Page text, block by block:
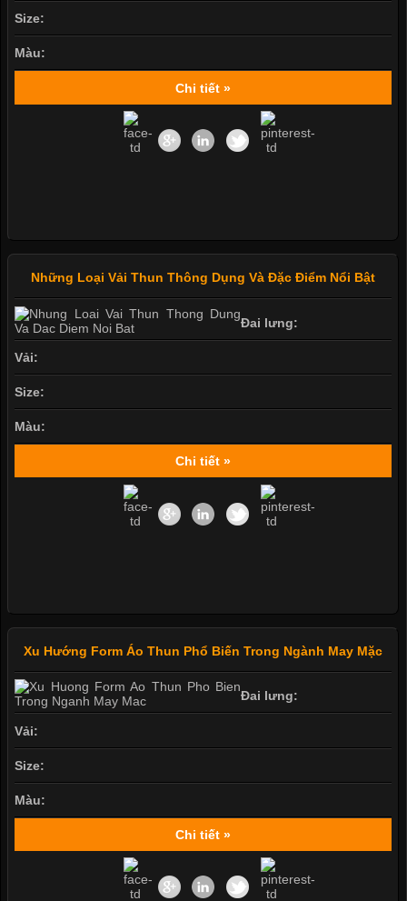
Size:
Màu:
Chi tiết »
Những Loại Vải Thun Thông Dụng Và Đặc Điểm Nổi Bật
Đai lưng:
Vải:
Size:
Màu:
Chi tiết »
Xu Hướng Form Áo Thun Phổ Biến Trong Ngành May Mặc
Đai lưng:
Vải:
Size:
Màu:
Chi tiết »